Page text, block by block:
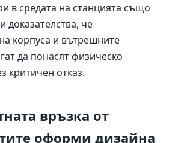
в средата на станцията също
доказателства, че
корпуса и вътрешните
да понасят физическо
критичен отказ.
връзка от
оформи дизайна